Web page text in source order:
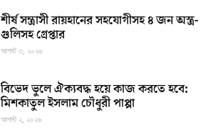
শীর্ষ সন্ত্রাসী রায়হানের সহযোগীসহ ৪ জন অস্ত্র-
গুলিসহ গ্রেপ্তার
আগস্ট ৩, ২০২৬
বিভেদ ভুলে ঐক্যবদ্ধ হয়ে কাজ করতে হবে:
মিশকাতুল ইসলাম চৌধুরী পাপ্পা
আগস্ট ২, ২০২৬